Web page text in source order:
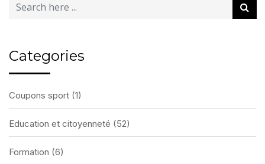
Categories
Coupons sport (1)
Education et citoyenneté (52)
Formation (6)